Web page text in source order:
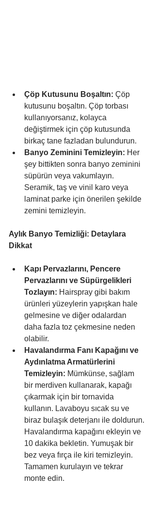
Çöp Kutusunu Boşaltın: Çöp
kutusunu boşaltın. Çöp torbası
kullanıyorsanız, kolayca
değiştirmek için çöp kutusunda
birkaç tane fazladan bulundurun.
Banyo Zeminini Temizleyin: Her
şey bittikten sonra banyo zeminini
süpürün veya vakumlayın.
Seramik, taş ve vinil karo veya
laminat parke için önerilen şekilde
zemini temizleyin.
Aylık Banyo Temizliği: Detaylara
Dikkat
Kapı Pervazlarını, Pencere
Pervazlarını ve Süpürgelikleri
Tozlayın: Hairspray gibi bakım
ürünleri yüzeylerin yapışkan hale
gelmesine ve diğer odalardan
daha fazla toz çekmesine neden
olabilir.
Havalandırma Fanı Kapağını ve
Aydınlatma Armatürlerini
Temizleyin: Mümkünse, sağlam
bir merdiven kullanarak, kapağı
çıkarmak için bir tornavida
kullanın. Lavaboyu sıcak su ve
biraz bulaşık deterjanı ile doldurun.
Havalandırma kapağını ekleyin ve
10 dakika bekletin. Yumuşak bir
bez veya fırça ile kiri temizleyin.
Tamamen kurulayın ve tekrar
monte edin.